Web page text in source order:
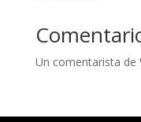
Un comentarista de